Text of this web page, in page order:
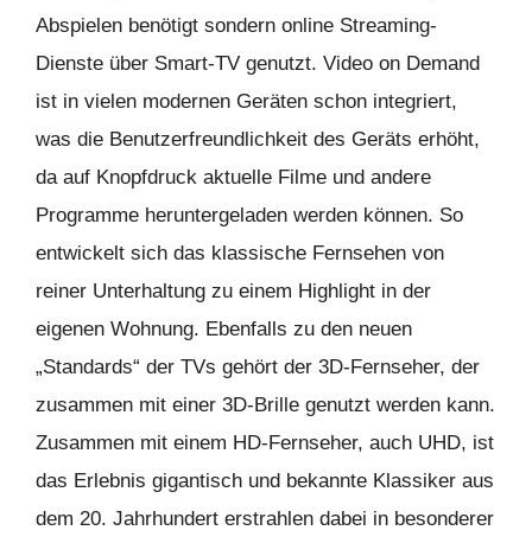
Abspielen benötigt sondern online Streaming-
Dienste über Smart-TV genutzt. Video on Demand
ist in vielen modernen Geräten schon integriert,
was die Benutzerfreundlichkeit des Geräts erhöht,
da auf Knopfdruck aktuelle Filme und andere
Programme heruntergeladen werden können. So
entwickelt sich das klassische Fernsehen von
reiner Unterhaltung zu einem Highlight in der
eigenen Wohnung. Ebenfalls zu den neuen
„Standards“ der TVs gehört der 3D-Fernseher, der
zusammen mit einer 3D-Brille genutzt werden kann.
Zusammen mit einem HD-Fernseher, auch UHD, ist
das Erlebnis gigantisch und bekannte Klassiker aus
dem 20. Jahrhundert erstrahlen dabei in besonderer